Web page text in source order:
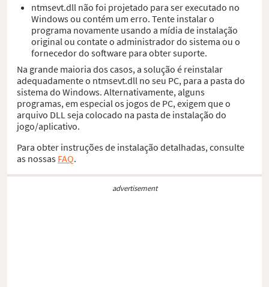
ntmsevt.dll não foi projetado para ser executado no
Windows ou contém um erro. Tente instalar o
programa novamente usando a mídia de instalação
original ou contate o administrador do sistema ou o
fornecedor do software para obter suporte.
Na grande maioria dos casos, a solução é reinstalar
adequadamente o ntmsevt.dll no seu PC, para a pasta do
sistema do Windows. Alternativamente, alguns
programas, em especial os jogos de PC, exigem que o
arquivo DLL seja colocado na pasta de instalação do
jogo/aplicativo.
Para obter instruções de instalação detalhadas, consulte
as nossas FAQ.
advertisement